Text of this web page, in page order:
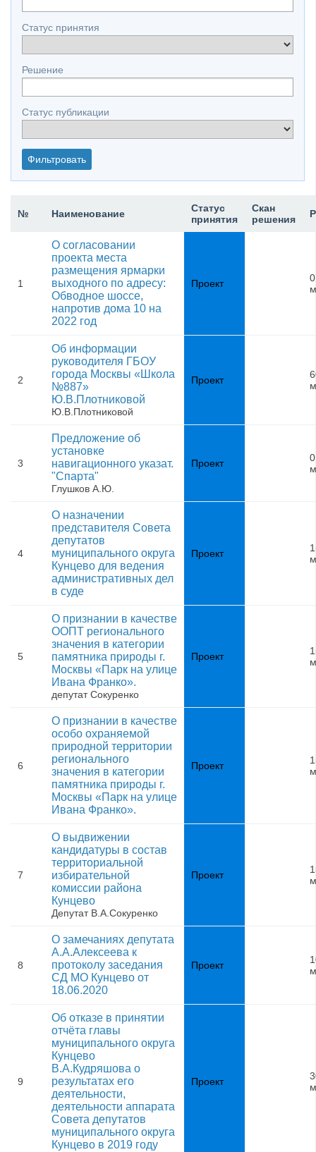
Статус принятия
Решение
Статус публикации
№ Наименование
Статус
принятия
Скан
решения
1
О согласовании
проекта места
размещения ярмарки
выходного по адресу:
Обводное шоссе,
напротив дома 10 на
2022 год
Проект
0
2
Об информации
руководителя ГБОУ
города Москвы «Школа
№887»
Ю.В.Плотниковой
Ю.В.Плотниковой
Проект
3
Предложение об
установке
навигационного указат.
"Спарта"
Глушков А.Ю.
Проект
0
4
О назначении
представителя Совета
депутатов
муниципального округа
Кунцево для ведения
административных дел
в суде
Проект
5
О признании в качестве
ООПТ регионального
значения в категории
памятника природы г.
Москвы «Парк на улице
Ивана Франко».
депутат Сокуренко
Проект
6
О признании в качестве
особо охраняемой
природной территории
регионального
значения в категории
памятника природы г.
Москвы «Парк на улице
Ивана Франко».
Проект
7
О выдвижении
кандидатуры в состав
территориальной
избирательной
комиссии района
Кунцево
Депутат В.А.Сокуренко
Проект
8
О замечаниях депутата
А.А.Алексеева к
протоколу заседания
СД МО Кунцево от
18.06.2020
Проект
9
Об отказе в принятии
отчёта главы
муниципального округа
Кунцево
В.А.Кудряшова о
результатах его
деятельности,
деятельности аппарата
Совета депутатов
муниципального округа
Кунцево в 2019 году
Проект